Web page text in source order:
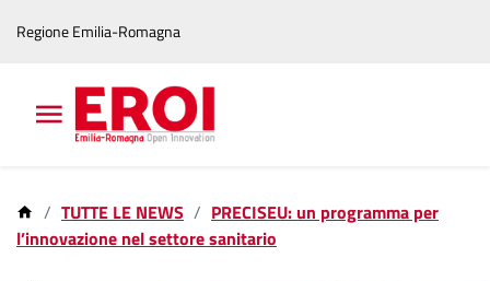
Regione Emilia-Romagna
TUTTE LE NEWS
PRECISEU: un programma per
l’innovazione nel settore sanitario